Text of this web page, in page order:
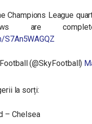
Champions League
are
(@SkyFootball)
la sorți:
– Chelsea